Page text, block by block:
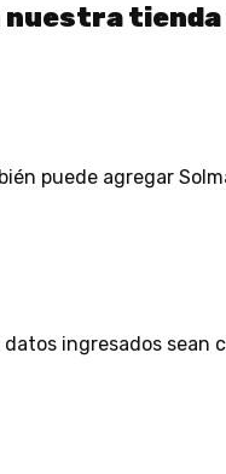
nuestra tienda
puede agregar
ingresados sean